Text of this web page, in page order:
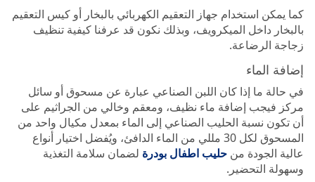
كما يمكن استخدام جهاز التعقيم الكهربائي بالبخار أو كيس التعقيم
بالبخار داخل الميكرويف، وبذلك نكون قد عرفنا كيفية تنظيف
زجاجة الرضاعة.
إضافة الماء
في حالة ما إذا كان اللبن الصناعي عبارة عن مسحوق أو سائل
مركز فيجب إضافة ماء نظيف، ومعقم وخالي من الجراثيم على
أن تكون نسبة الحليب الصناعي إلى الماء بمعدل مكيال واحد من
المسحوق لكل 30 مللي من الماء الدافئ، ويُفضل اختيار أنواع
عالية الجودة من حليب اطفال بودرة لضمان سلامة التغذية
وسهولة التحضير.